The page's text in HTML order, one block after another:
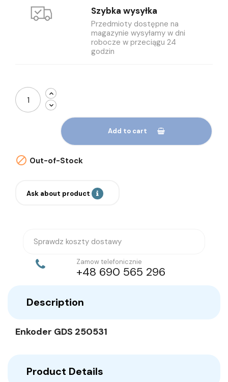
Szybka wysyłka
Przedmioty dostępne na
magazynie wysyłamy w dni
robocze w przeciągu 24
godzin
Add to cart
 Out-of-Stock
Ask about product
Sprawdz koszty dostawy
Zamow telefonicznie
+48 690 565 296
Description
Enkoder GDS 250531
Product Details